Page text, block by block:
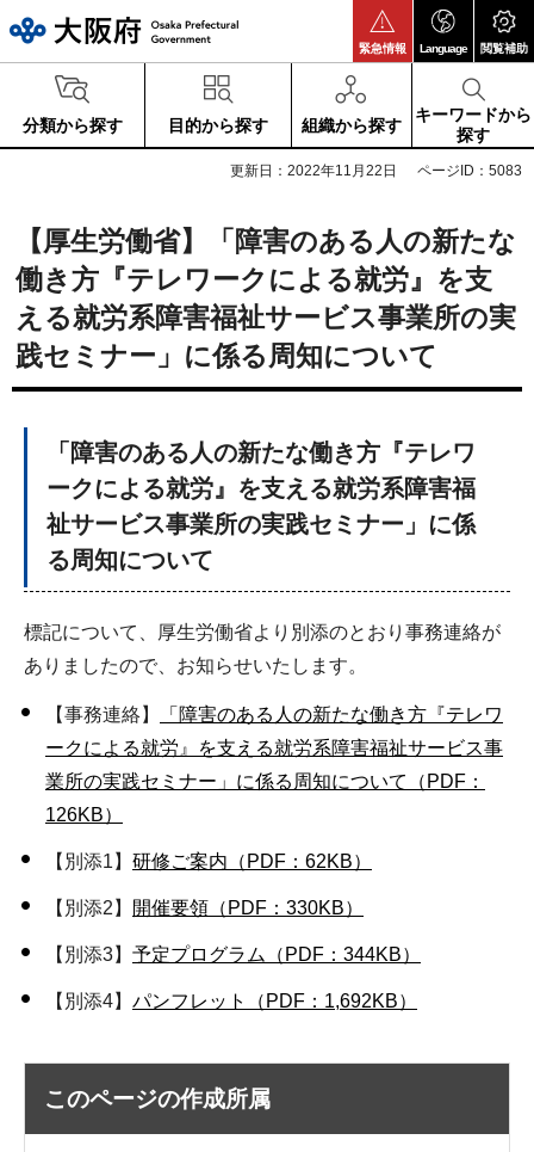
緊急情報 Language 閲覧補助
分類から探す 目的から探す 組織から探す
キーワードから
探す
更新日：2022年11月22日 ページID：5083
【厚生労働省】「障害のある人の新たな
働き方『テレワークによる就労』を支
える就労系障害福祉サービス事業所の実
践セミナー」に係る周知について
「障害のある人の新たな働き方『テレワ
ークによる就労』を支える就労系障害福
祉サービス事業所の実践セミナー」に係
る周知について
標記について、厚生労働省より別添のとおり事務連絡が
ありましたので、お知らせいたします。
【事務連絡】
「障害のある人の新たな働き方『テレワ
ークによる就労』を支える就労系障害福祉サービス事
業所の実践セミナー」に係る周知について（PDF：
126KB）
【別添1】 研修ご案内（PDF：62KB）
【別添2】 開催要領（PDF：330KB）
【別添3】 予定プログラム（PDF：344KB）
【別添4】 パンフレット（PDF：1,692KB）
このページの作成所属